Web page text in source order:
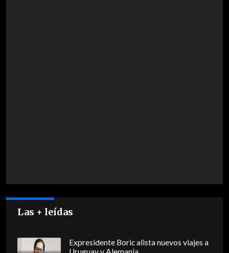
Las + leídas
Expresidente Boric alista nuevos viajes a